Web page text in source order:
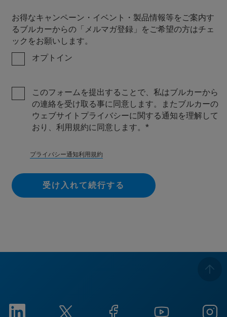
お得なキャンペーン・イベント・製品情報等をご案内す
るブルカーからの「メルマガ登録」をご希望の方はチェ
ックをお願いします。
オプトイン
このフォームを提出することで、私はブルカーから
の連絡を受け取る事に同意します。またブルカーの
ウェブサイトプライバシーに関する通知を理解して
おり、利用規約に同意します。
プライバシー通知利用規約
受け入れて続行する